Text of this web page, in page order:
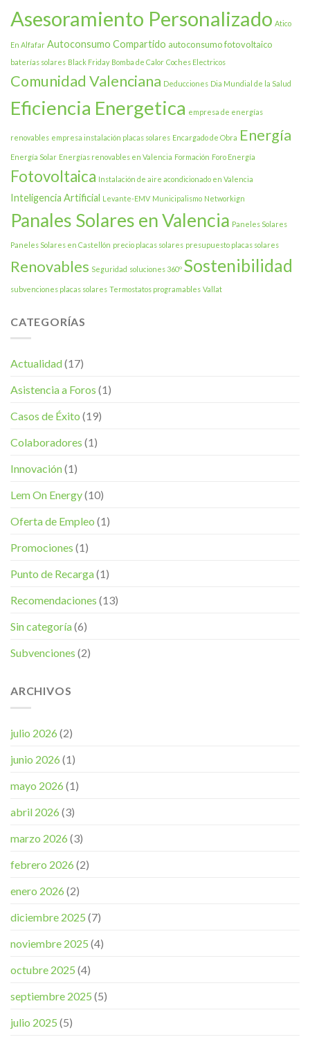
Asesoramiento Personalizado Atico
En Alfafar Autoconsumo Compartido autoconsumo fotovoltaico
baterías solares Black Friday Bomba de Calor Coches Electricos
Comunidad Valenciana Deducciones Dia Mundial de la Salud
Eficiencia Energetica empresa de energías
renovables empresa instalación placas solares Encargado de Obra Energía
Energía Solar Energías renovables en Valencia Formación Foro Energía
Fotovoltaica Instalación de aire acondicionado en Valencia
Inteligencia Artificial Levante-EMV Municipalismo Networkign
Panales Solares en Valencia Paneles Solares
Paneles Solares en Castellón precio placas solares presupuesto placas solares
Renovables Seguridad soluciones 360º Sostenibilidad
subvenciones placas solares Termostatos programables Vallat
CATEGORÍAS
Actualidad(17)
Asistencia a Foros (1)
Casos de Éxito (19)
Colaboradores (1)
Innovación(1)
Lem On Energy(10)
Oferta de Empleo (1)
Promociones (1)
Punto de Recarga(1)
Recomendaciones (13)
Sin categoría(6)
Subvenciones (2)
ARCHIVOS
julio 2026 (2)
junio 2026 (1)
mayo 2026 (1)
abril 2026 (3)
marzo 2026 (3)
febrero 2026 (2)
enero 2026 (2)
diciembre 2025 (7)
noviembre 2025 (4)
octubre 2025 (4)
septiembre 2025 (5)
julio 2025 (5)